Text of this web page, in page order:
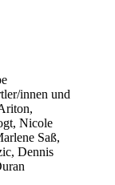
innen und
Nicole
Saß,
Dennis